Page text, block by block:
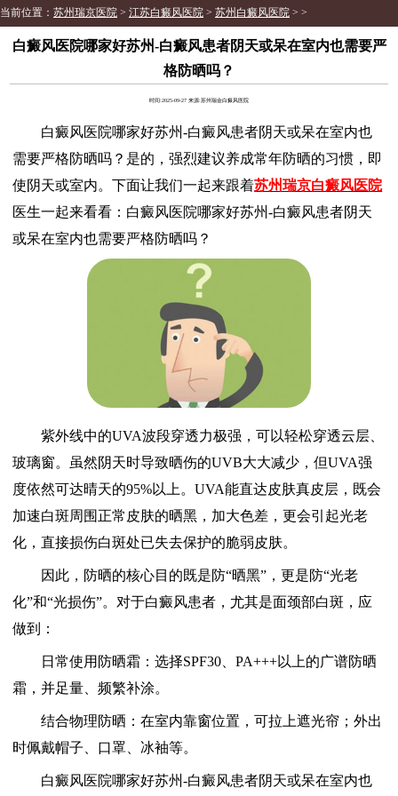
当前位置： 苏州瑞京医院 > 江苏白癜风医院 > 苏州白癜风医院 > >
白癜风医院哪家好苏州-白癜风患者阴天或呆在室内也需要严
格防晒吗？
时间:2025-09-27 来源:苏州瑞金白癜风医院
白癜风医院哪家好苏州-白癜风患者阴天或呆在室内也
需要严格防晒吗？是的，强烈建议养成常年防晒的习惯，即
使阴天或室内。下面让我们一起来跟着苏州瑞京白癜风医院
医生一起来看看：白癜风医院哪家好苏州-白癜风患者阴天
或呆在室内也需要严格防晒吗？
紫外线中的UVA波段穿透力极强，可以轻松穿透云层、
玻璃窗。虽然阴天时导致晒伤的UVB大大减少，但UVA强
度依然可达晴天的95%以上。UVA能直达皮肤真皮层，既会
加速白斑周围正常皮肤的晒黑，加大色差，更会引起光老
化，直接损伤白斑处已失去保护的脆弱皮肤。
因此，防晒的核心目的既是防“晒黑”，更是防“光老
化”和“光损伤”。对于白癜风患者，尤其是面颈部白斑，应
做到：
日常使用防晒霜：选择SPF30、PA+++以上的广谱防晒
霜，并足量、频繁补涂。
结合物理防晒：在室内靠窗位置，可拉上遮光帘；外出
时佩戴帽子、口罩、冰袖等。
白癜风医院哪家好苏州-白癜风患者阴天或呆在室内也